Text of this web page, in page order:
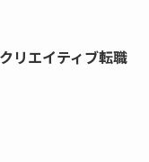
リエイティブ転職